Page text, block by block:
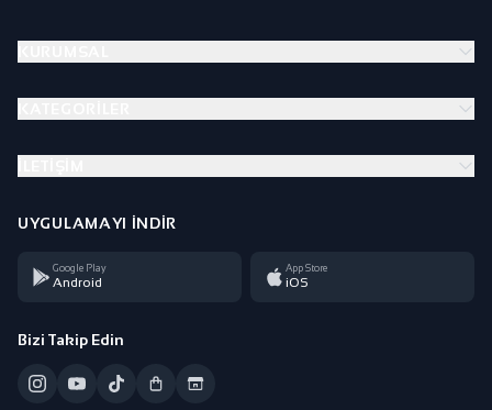
UYGULAMAYI İNDIR
Google Play
Android
App Store
iOS
Bizi Takip Edin